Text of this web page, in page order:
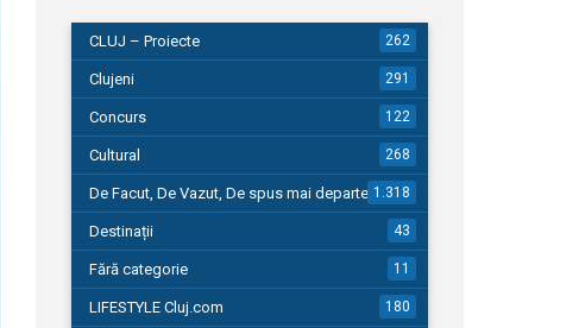
CLUJ – Proiecte 262
Clujeni 291
Concurs 122
Cultural 268
De Facut, De Vazut, De spus mai departe…1.318
Destinații 43
Fără categorie 11
LIFESTYLE Cluj.com 180